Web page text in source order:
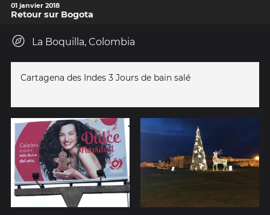
01 janvier 2018
Retour sur Bogota
La Boquilla, Colombia
Cartagena des Indes 3 Jours de bain salé